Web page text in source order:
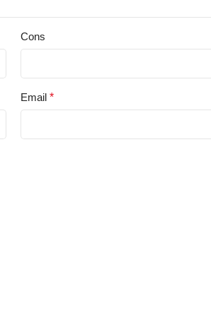
Cons
Email *